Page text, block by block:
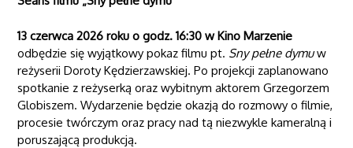
13 czerwca 2026 roku o godz. 16:30 wKino Marzenie
odbędzie się wyjątkowy pokaz filmu pt. Sny pełne dymu w
reżyseriiDoroty Kędzierzawskiej. Po projekcji zaplanowano
spotkanie z reżyserką oraz wybitnym aktoremGrzegorzem
Globiszem. Wydarzenie będzie okazją do rozmowy o filmie,
procesie twórczym oraz pracy nad tą niezwykle kameralną i
poruszającą produkcją.